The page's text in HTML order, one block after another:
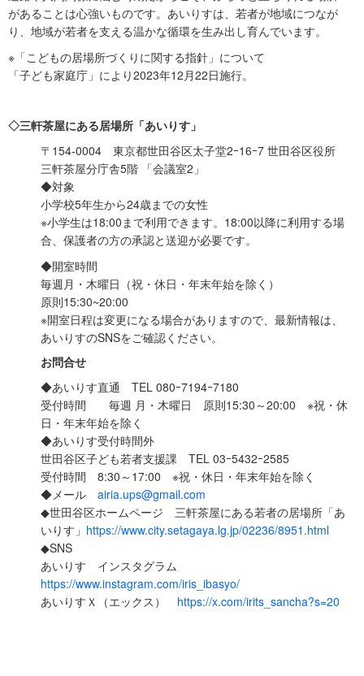
があることは心強いものです。あいりすは、若者が地域につなが
り、地域が若者を支える温かな循環を生み出し育んでいます。
※「こどもの居場所づくりに関する指針」について
「子ども家庭庁」により2023年12月22日施行。
◇三軒茶屋にある居場所「あいりす」
〒154-0004 東京都世田谷区太子堂2ｰ16ｰ7 世田谷区役所
三軒茶屋分庁舎5階 「会議室2」
◆対象
小学校5年生から24歳までの女性
※小学生は18:00まで利用できます。18:00以降に利用する場
合、保護者の方の承認と送迎が必要です。
◆開室時間
毎週月・木曜日（祝・休日・年末年始を除く）
原則15:30~20:00
※開室日程は変更になる場合がありますので、最新情報は、
あいりすのSNSをご確認ください。
お問合せ
◆あいりす直通 TEL 080ｰ7194ｰ7180
受付時間 毎週 月・木曜日 原則15:30～20:00 ※祝・休
日・年末年始を除く
◆あいりす受付時間外
世田谷区子ども若者支援課 TEL 03ｰ5432ｰ2585
受付時間 8:30～17:00 ※祝・休日・年末年始を除く
◆メール airia.ups@gmail.com
◆世田谷区ホームページ 三軒茶屋にある若者の居場所「あ
いりす」 https://www.city.setagaya.lg.jp/02236/8951.html
◆SNS
あいりす インスタグラム
https://www.instagram.com/iris_ibasyo/
あいりすＸ（エックス） https://x.com/irits_sancha?s=20